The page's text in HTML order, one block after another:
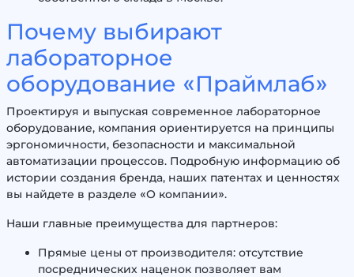
Почему выбирают
лабораторное
оборудование «Праймлаб»
Проектируя и выпуская современное лабораторное
оборудование, компания ориентируется на принципы
эргономичности, безопасности и максимальной
автоматизации процессов. Подробную информацию об
истории создания бренда, наших патентах и ценностях
вы найдете в разделе «О компании».
Наши главные преимущества для партнеров:
Прямые цены от производителя: отсутствие
посреднических наценок позволяет вам